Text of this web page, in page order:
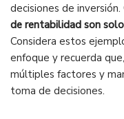
decisiones de inversión.
de rentabilidad son
Considera estos
enfoque y recuerda
múltiples factores y
toma de decisiones.